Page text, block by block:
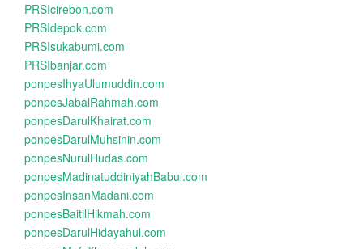
PRSIcirebon.com
PRSIdepok.com
PRSIsukabumi.com
PRSIbanjar.com
ponpesIhyaUlumuddin.com
ponpesJabalRahmah.com
ponpesDarulKhairat.com
ponpesDarulMuhsinin.com
ponpesNurulHudas.com
ponpesMadinatuddiniyahBabul.com
ponpesInsanMadani.com
ponpesBaitilHikmah.com
ponpesDarulHidayahul.com